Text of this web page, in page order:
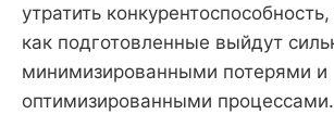
утратить
как подготовленные выйдут
минимизированными потерями и
оптимизированными процессами.